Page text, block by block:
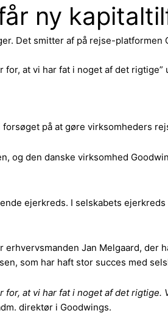
ny
Det smitter af på rejse-
at vi har fat i noget af det
på at gøre virksomheders
og den danske virksomhed
ejerkreds. I selskabets
erhvervsmanden Jan Melgaard,
som har haft stor succes med
at vi har fat i noget af det
direktør i Goodwings.